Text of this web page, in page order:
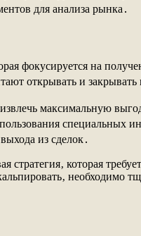
для анализа рынка․
фокусируется на
открывать и
максимальную
специальных
из сделок․
стратегия‚ которая
необходимо